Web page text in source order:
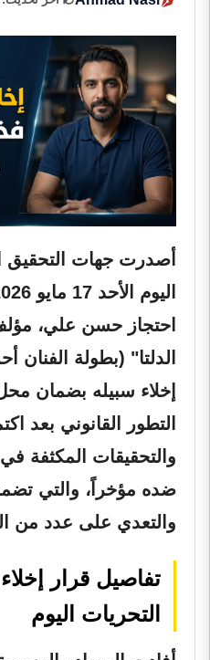
أصدرت جهات التحقيق
احتجاز حسن علي،
الدلتا" (بطولة
إخلاء سبيله بضمان
التطور القانوني بعد
والتحقيقات المكثفة
ضده مؤخراً، والتي
والتعدي على عدد من
تفاصيل قرار
التحريات اليوم